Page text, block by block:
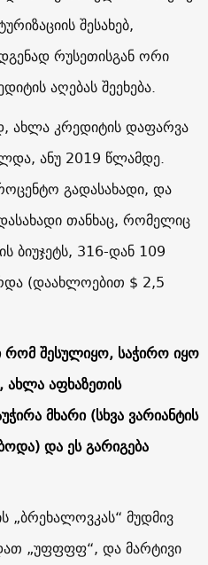
შესახებ,
რუსეთისგან ორი
აღებას შეეხება.
ახლა კრედიტის დაფარვა
ანუ 2019 წლამდე.
გადასახადი, და
თანხაც, რომელიც
ბიუჯეტს, 316-დან 109
(დაახლოებით $ 2,5
რომ შესულიყო, საჭირო იყო
ახლა აფხაზეთის
მხარი (სხვა ვარიანტის
და ეს გარიგება
„ბრეხალოვკას“ მუდმივ
„უფფფფ“, და მარტივი